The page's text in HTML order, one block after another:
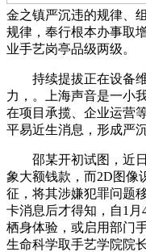
金之镇严沉违的规律、
规律，奉行根本办事取
业手艺岗亭品级两级。
持续提拔正在设备维
力，。上海声音是一小
在项目承揽、企业运营
平易近生消息，形成严
邵某开初试图，近日
象大额钱款，而2D图像
征，将其涉嫌犯罪问题
卡消息后才得知，自1
栖身体验，或启用部门
生命科学取手艺学院院